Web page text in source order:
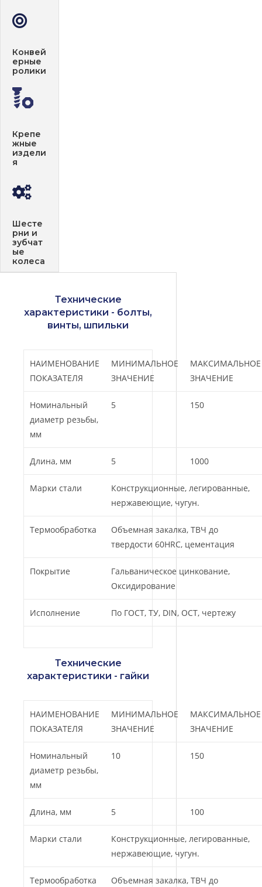
Конвей
ерные
ролики
Крепе
жные
издели
я
Шесте
рни и
зубчат
ые
колеса
Технические
характеристики - болты,
винты, шпильки
НАИМЕНОВАНИЕ
ПОКАЗАТЕЛЯ
МИНИМАЛЬНОЕ
ЗНАЧЕНИЕ
МАКСИМАЛЬНОЕ
ЗНАЧЕНИЕ
Номинальный
диаметр резьбы,
мм
5 150
Длина, мм 5 1000
Марки стали
Конструкционные, легированные,
нержавеющие, чугун.
Термообработка
Объемная закалка, ТВЧ до
твердости 60HRC, цементация
Покрытие
Гальваническое цинкование,
Оксидирование
Исполнение По ГОСТ, ТУ, DIN, ОСТ, чертежу
Технические
характеристики - гайки
НАИМЕНОВАНИЕ
ПОКАЗАТЕЛЯ
МИНИМАЛЬНОЕ
ЗНАЧЕНИЕ
МАКСИМАЛЬНОЕ
ЗНАЧЕНИЕ
Номинальный
диаметр резьбы,
мм
10 150
Длина, мм 5 100
Марки стали
Конструкционные, легированные,
нержавеющие, чугун.
Термообработка
Объемная закалка, ТВЧ до